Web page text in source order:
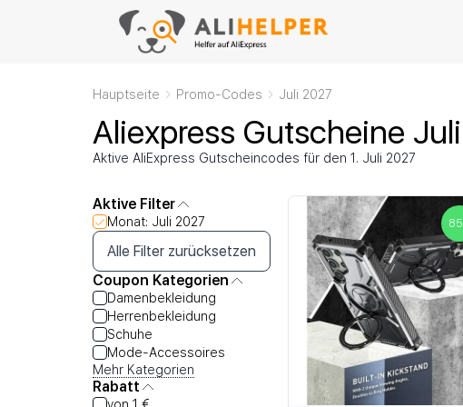
Hauptseite Promo-Codes Juli 2027
Aliexpress Gutscheine
Aktive AliExpress Gutscheincodes für den 1. Juli 2027
Aktive Filter
Monat: Juli 2027
Alle Filter zurücksetzen
Coupon Kategorien
Damenbekleidung
Herrenbekleidung
Schuhe
Mode-Accessoires
Mehr Kategorien
Rabatt
85